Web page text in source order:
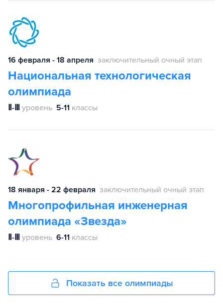
16 февраля - 18 апреля заключительный очный этап
Национальная технологическая
олимпиада
Ⅱ-Ⅲ уровень 5-11 классы
18 января - 22 февраля заключительный очный этап
Многопрофильная инженерная
олимпиада «Звезда»
Ⅱ-Ⅲ уровень 6-11 классы
Показать все олимпиады